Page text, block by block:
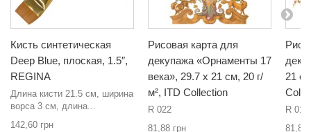
Кисть синтетическая
Deep Blue, плоская, 1.5″,
REGINA
Длина кисти 21.5 см, ширина
ворса 3 см, длина...
142,60 грн
Рисовая карта для
декупажа «Орнаменты 17
века», 29.7 x 21 см, 20 г/
м², ITD Collection
R 022
81,88 грн
21
R 017
81,88